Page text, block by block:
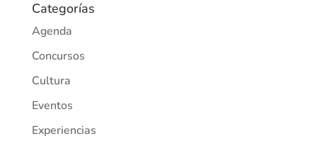
Categorías
Agenda
Concursos
Cultura
Eventos
Experiencias